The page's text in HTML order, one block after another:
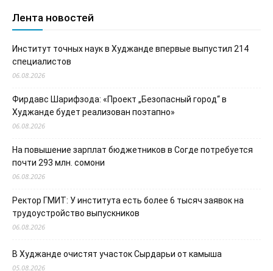
Лента новостей
Институт точных наук в Худжанде впервые выпустил 214
специалистов
06.08.2026
Фирдавс Шарифзода: «Проект „Безопасный город“ в
Худжанде будет реализован поэтапно»
06.08.2026
На повышение зарплат бюджетников в Согде потребуется
почти 293 млн. сомони
06.08.2026
Ректор ГМИТ: У института есть более 6 тысяч заявок на
трудоустройство выпускников
06.08.2026
В Худжанде очистят участок Сырдарьи от камыша
05.08.2026